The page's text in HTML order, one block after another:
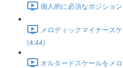
個人的に必須なポジショ
メロディックマイナース
(4:44)
オルタードスケールをメ